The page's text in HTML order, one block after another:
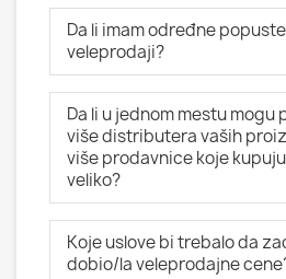
Da li imam određne
veleprodaji?
Da li u jednom mestu mogu
više distributera vaših
više prodavnice koje
veliko?
Koje uslove bi trebalo da
dobio/la veleprodajne